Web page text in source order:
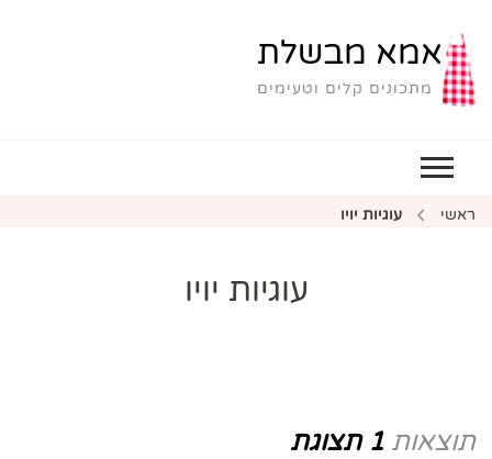
אמא מבשלת
מתכונים קלים וטעימים
ראשי עוגיות יויו
עוגיות יויו
תוצאות 1 תצוגת